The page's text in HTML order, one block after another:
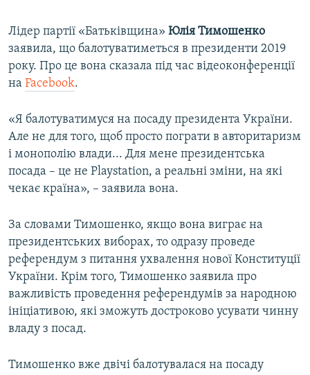
Усі сайти RFE/RL
Лідер партії «Батьківщина» Юлія Тимошенко
заявила, що балотуватиметься в президенти 2019
року. Про це вона сказала під час відеоконференції
на Facebook.
«Я балотуватимуся на посаду президента України.
Але не для того, щоб просто пограти в авторитаризм
і монополію влади... Для мене президентська
посада – це не Playstation, а реальні зміни, на які
чекає країна», – заявила вона.
За словами Тимошенко, якщо вона виграє на
президентських виборах, то одразу проведе
референдум з питання ухвалення нової Конституції
України. Крім того, Тимошенко заявила про
важливість проведення референдумів за народною
ініціативою, які зможуть достроково усувати чинну
владу з посад.
Тимошенко вже двічі балотувалася на посаду